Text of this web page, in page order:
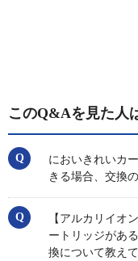
このQ&Aを見た人
においきれいカ
きる場合、交換
【アルカリイオ
ートリッジがあ
換について教え